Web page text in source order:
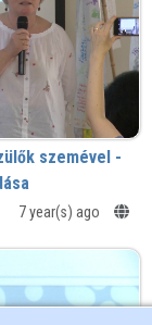
szemével -
7 year(s) ago